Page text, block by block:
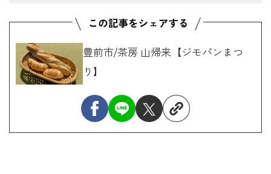
豊前市/茶房 山帰来【ジモパンまつ
り】